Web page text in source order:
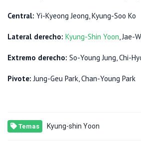
Central: Yi-Kyeong Jeong, Kyung-Soo Ko
Lateral derecho: Kyung-Shin Yoon , Jae-
Extremo derecho: So-Young Jung, Chi-
Pivote: Jung-Geu Park, Chan-Young Park
Temas Kyung-shin Yoon